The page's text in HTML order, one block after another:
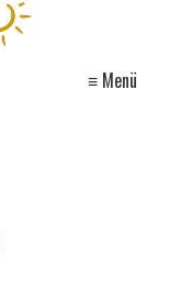
≡ Menü